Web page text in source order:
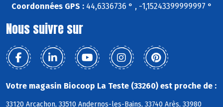
Coordonnées GPS :44,6336736 ° , -1,15243399999997 °
Nous suivre sur
Votre magasin Biocoop La Teste (33260) est proche de :
33120 Arcachon, 33510 Andernos-les-Bains, 33740 Arès, 33980